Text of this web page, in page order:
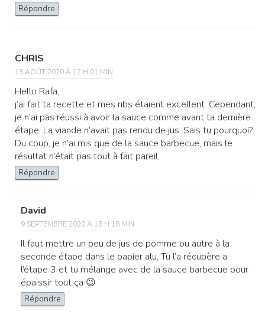
Répondre
CHRIS
13 AOÛT 2020 À 12 H 01 MIN
Hello Rafa,
j’ai fait ta recette et mes ribs étaient excellent. Cependant,
je n’ai pas réussi à avoir la sauce comme avant ta dernière
étape. La viande n’avait pas rendu de jus. Sais tu pourquoi?
Du coup, je n’ai mis que de la sauce barbecue, mais le
résultat n’était pas tout à fait pareil.
Répondre
David
9 SEPTEMBRE 2020 À 18 H 18 MIN
Il faut mettre un peu de jus de pomme ou autre à la
seconde étape dans le papier alu, Tu l’a récupère a
l’étape 3 et tu mélange avec de la sauce barbecue pour
épaissir tout ça 😉
Répondre